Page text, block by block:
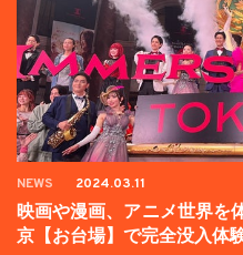
NEWS 2024.03.11
映画や漫画、アニメ世界を
京【お台場】で完全没入体